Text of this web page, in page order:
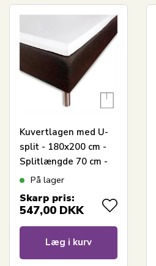
Kuvertlagen med U-
split - 180x200 cm -
Splitlængde 70 cm -
Hvid - 100%
Cotton
På lager
Skarp pris:
547,00 DKK
Læg i kurv